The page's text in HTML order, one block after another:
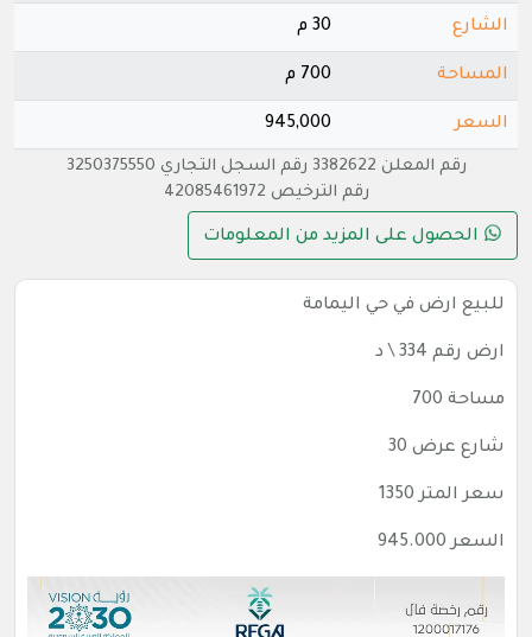
الشارع 30 م
المساحة 700 م
السعر 945,000
رقم المعلن 3382622 رقم السجل التجاري 3250375550
رقم الترخيص 42085461972
الحصول على المزيد من المعلومات
للبيع ارض في حي اليمامة
ارض رقم 334 \ د
مساحة 700
شارع عرض 30
سعر المتر 1350
السعر 945.000